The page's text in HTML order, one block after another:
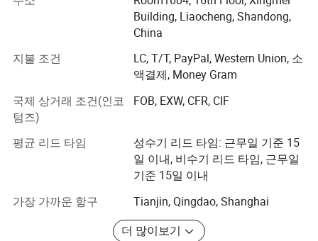
6.84 8.21 10.26 13.68 17.1
7.67
7.25 8.7 10.88 14.51
18.13
900 * 50
용지𝕨
8.5 10.19 12.74 16.98 21.23
재질 및 마무리: 내구성과 스타일을 위해 설계된 HDG, 아연 전도금,
교𝕜 마감 제품을 살펴보세요. 및 GI 각 자료는 고유𝕜 이점을 제공𝕘
므로 최고 품질의 복원력 있는 제품을 통해 𝔄로젝트를 지원𝕠 수 있
기술적으로 진보된 장비를 이용한 체계적인 테스트를 통해
Hengyang Group, Yieh Phui(중국), Ma Steel Trading을 비
롯한 많은 국내 철강회사와 장기간 잘 정립된 관계를 유지
하고 있습니다. 우리의 장점은 국립 고속도로와 고속 도로
에서 가깝고 Jinan 공항에서 100km, Tianjin 항구와 350km
떨어져 있다는 것입니다. 가볍고 저렴하며 내부식성이 높
고 짧은 건설 기간에 설치가 용이한 LED-강철 구조는 공장
작업장, 수퍼마켓, 냉장 보관실, 플라자, 빌라 등 다양한 응
용 분야에 사용되는 현대적인 건물 구조에 더욱 넓게 사용
되고 있습니다.
"시장은 리드입니다. 품질은 중심이고, 품질은 고객님을 친
구로 대우합니다."라는 목표를 가지고 우리 회사는 제조업
Building, Liaocheng, Shandong,
China
지불 조건
LC, T/T, PayPal, Western Union, 소
액결제, Money Gram
국제 상거래 조건(인코
텀즈)
FOB, EXW, CFR, CIF
평균 리드 타임
성수기 리드 타임: 근무일 기준 15
일 이내, 비수기 리드 타임, 근무일
기준 15일 이내
가장 가까운 항구
Tianjin, Qingdao, Shanghai
더 많이보기